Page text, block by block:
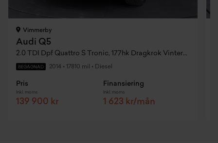
Vimmerby
Audi Q5
2.0 TDI Dpf Quattro S Tronic, 177hk Dragkrok Vinterhjul
BEGAGNAD 2014 • 17810 mil • Diesel
Pris
Inkl. moms
139 900 kr
Finansiering
Inkl. moms
1 623 kr/mån